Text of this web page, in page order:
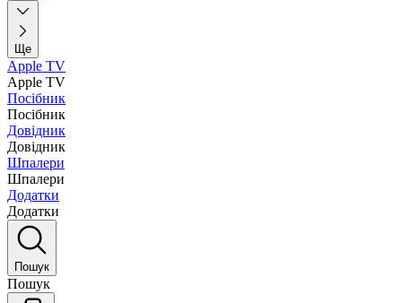
Ще
Apple TV
Apple TV
Посібник
Посібник
Довідник
Довідник
Шпалери
Шпалери
Додатки
Додатки
Пошук
Пошук